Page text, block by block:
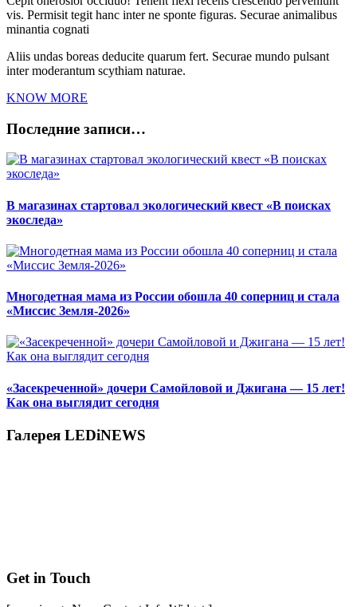
vis. Permisit tegit hanc inter ne sponte figuras. Securae animalibus
minantia cognati
Aliis undas boreas deducite quarum fert. Securae mundo pulsant
inter moderantum scythiam naturae.
KNOW MORE
Последние записи…
В магазинах стартовал экологический квест «В поисках
экоследа»
Многодетная мама из России обошла 40 соперниц и стала
«Миссис Земля-2026»
«Засекреченной» дочери Самойловой и Джигана — 15 лет!
Как она выглядит сегодня
Галерея LEDiNEWS
Get in Touch